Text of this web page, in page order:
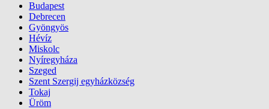
Budapest
Debrecen
Gyöngyös
Hévíz
Miskolc
Nyíregyháza
Szeged
Szent Szergij egyházközség
Tokaj
Üröm